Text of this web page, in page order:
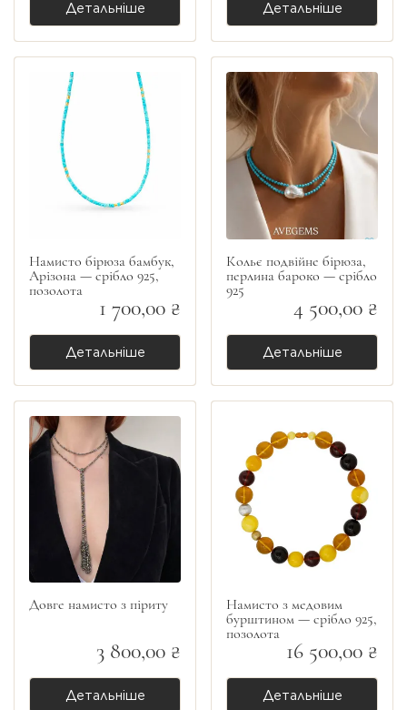
Детальніше Детальніше
Намисто бірюза бамбук,
Арізона — срібло 925,
позолота
1 700,00 ₴
Детальніше
Кольє подвійне бірюза,
перлина бароко — срібло
925
4 500,00 ₴
Детальніше
Довге намисто з піриту
3 800,00 ₴
Детальніше
Намисто з медовим
бурштином — срібло 925,
позолота
16 500,00 ₴
Детальніше